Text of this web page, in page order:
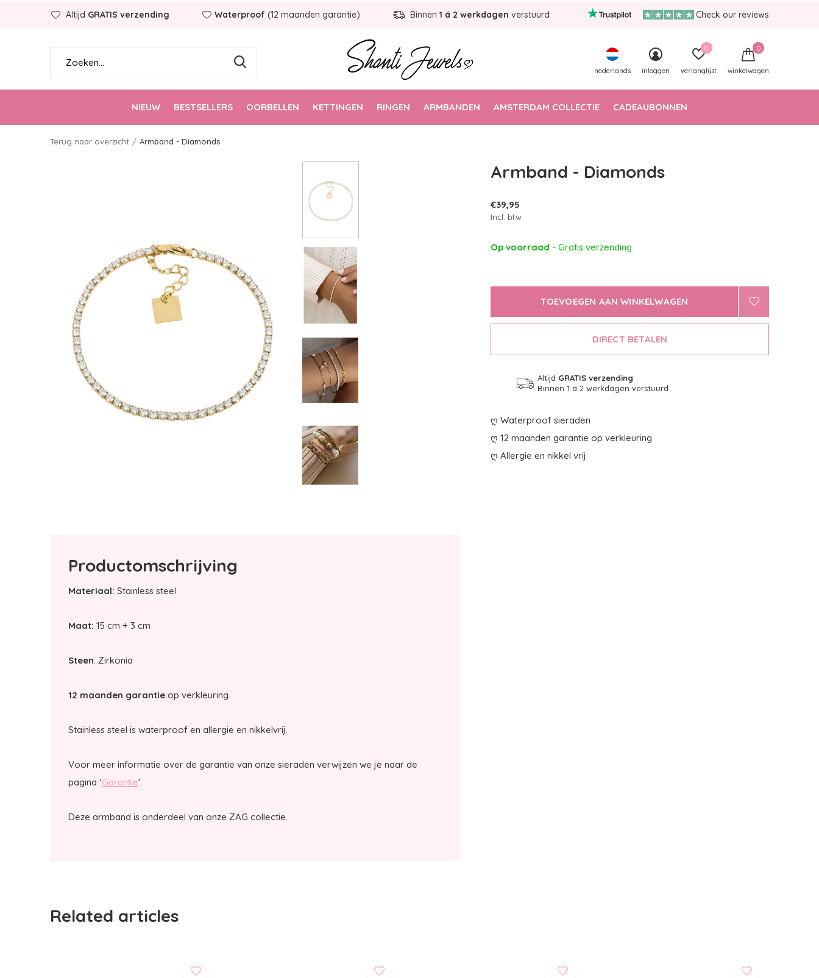
NIEUW BESTSELLERS OORBELLEN KETTINGEN RINGEN ARMBANDEN AMSTERDAM COLLECTIE CADEAUBONNEN
nederlands inloggen verlanglijst
0
winkelwagen
0
Altijd GRATIS verzending Waterproof (12 maanden garantie) Binnen 1 á 2 werkdagen verstuurd Check our reviews
Terug naar overzicht Armband - Diamonds
Armband - Diamonds
€39,95
Incl. btw
Op voorraad - Gratis verzending
TOEVOEGEN AAN WINKELWAGEN
DIRECT BETALEN
Altijd GRATIS verzending
Binnen 1 á 2 werkdagen verstuurd
ღ Waterproof sieraden
ღ 12 maanden garantie op verkleuring
ღ Allergie en nikkel vrij
Productomschrijving
Materiaal: Stainless steel
Maat: 15 cm + 3 cm
Steen: Zirkonia
12 maanden garantie op verkleuring.
Stainless steel is waterproof en allergie en nikkelvrij.
Voor meer informatie over de garantie van onze sieraden verwijzen we je naar de
pagina ‘Garantie'.
Deze armband is onderdeel van onze ZAG collectie.
Related articles